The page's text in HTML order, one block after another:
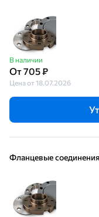
В наличии
От 705 ₽
Цена от 18.07.2026
Фланцевые соединения